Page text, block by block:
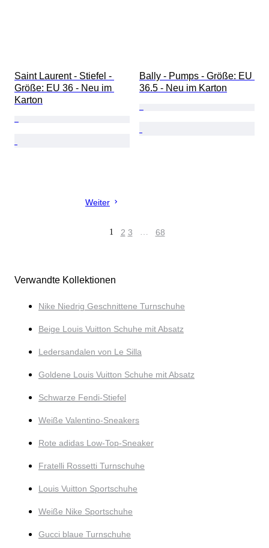
Saint Laurent - Stiefel -
Größe: EU 36 - Neu im
Karton
Bally - Pumps - Größe: EU
36.5 - Neu im Karton
Weiter
1 2 3 … 68
Verwandte Kollektionen
Nike Niedrig Geschnittene Turnschuhe
Beige Louis Vuitton Schuhe mit Absatz
Ledersandalen von Le Silla
Goldene Louis Vuitton Schuhe mit Absatz
Schwarze Fendi-Stiefel
Weiße Valentino-Sneakers
Rote adidas Low-Top-Sneaker
Fratelli Rossetti Turnschuhe
Louis Vuitton Sportschuhe
Weiße Nike Sportschuhe
Gucci blaue Turnschuhe